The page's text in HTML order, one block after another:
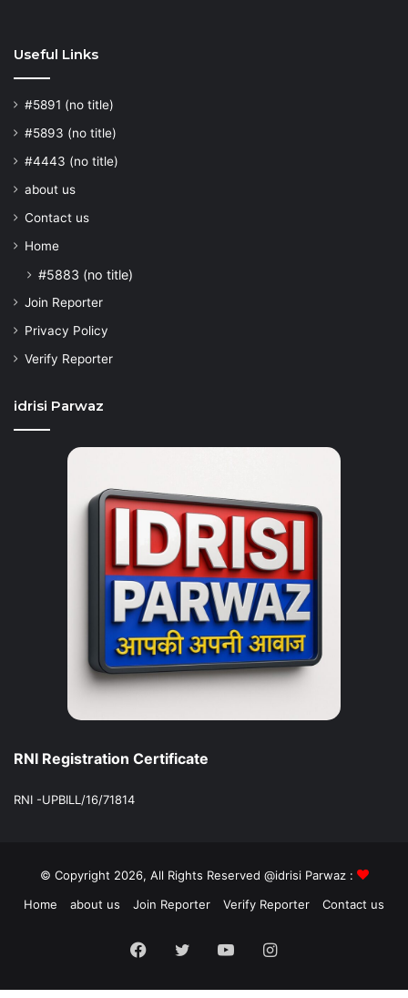
Useful Links
#5891 (no title)
#5893 (no title)
#4443 (no title)
about us
Contact us
Home
#5883 (no title)
Join Reporter
Privacy Policy
Verify Reporter
idrisi Parwaz
RNI Registration Certificate
RNI -UPBILL/16/71814
© Copyright 2026, All Rights Reserved @idrisi Parwaz :
Home
about us Join Reporter Verify Reporter Contact us
Facebook
TwitterYouTubeInstagram